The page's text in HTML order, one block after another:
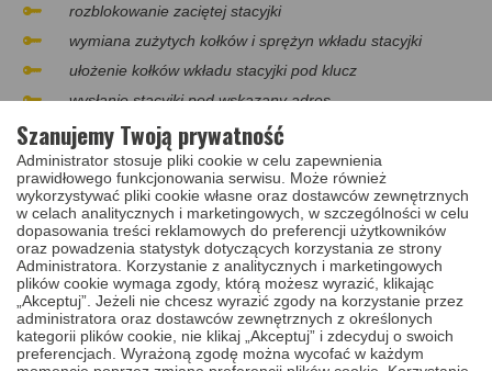
rozblokowanie zaciętej stacyjki
wymiana zużytych kołków i sprężyn wkładu stacyjki
ułożenie kołków wkładu stacyjki pod klucz
wysłanie stacyjki pod wskazany adres
Oferta regeneracji stacyjek dostępna jest pod
adresem:https://gorko.com.pl/oferta/naprawa-stacyjek-
samochodowych-i-motocyklowych/5.
2/
Szanujemy Twoją prywatność
Administrator stosuje pliki cookie w celu zapewnienia
prawidłowego funkcjonowania serwisu. Może również
wykorzystywać pliki cookie własne oraz dostawców zewnętrznych
w celach analitycznych i marketingowych, w szczególności w celu
dopasowania treści reklamowych do preferencji użytkowników
oraz powadzenia statystyk dotyczących korzystania ze strony
Administratora. Korzystanie z analitycznych i marketingowych
plików cookie wymaga zgody, którą możesz wyrazić, klikając
„Akceptuj”. Jeżeli nie chcesz wyrazić zgody na korzystanie przez
administratora oraz dostawców zewnętrznych z określonych
kategorii plików cookie, nie klikaj „Akceptuj” i zdecyduj o swoich
preferencjach. Wyrażoną zgodę można wycofać w każdym